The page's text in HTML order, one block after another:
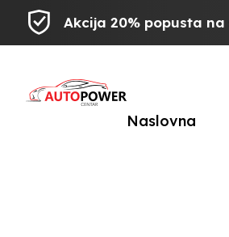
Akcija 20% popusta
Naslovna